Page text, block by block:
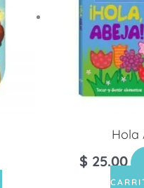
Hola
$ 25.00